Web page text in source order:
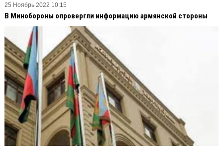
25 Ноябрь 2022 10:15
В Минобороны опровергли информацию армянской стороны